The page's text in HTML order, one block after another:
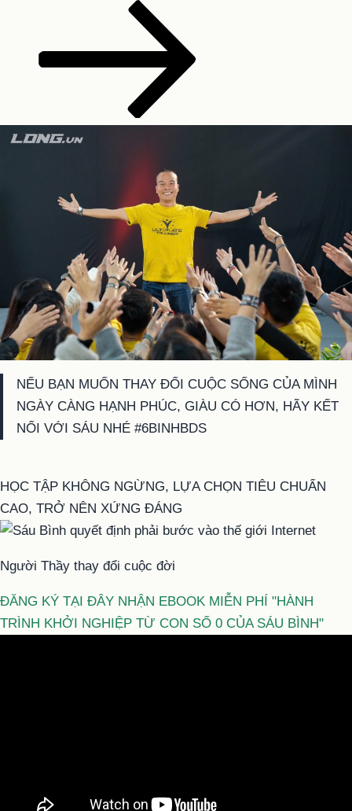
NẾU BẠN MUỐN THAY ĐỔI CUỘC SỐNG CỦA MÌNH
NGÀY CÀNG HẠNH PHÚC, GIÀU CÓ HƠN, HÃY KẾT
NỐI VỚI SÁU NHÉ #6BINHBDS
HỌC TẬP KHÔNG NGỪNG, LỰA CHỌN TIÊU CHUẨN
CAO, TRỞ NÊN XỨNG ĐÁNG
Người Thầy thay đổi cuộc đời
ĐĂNG KÝ TẠI ĐÂY NHẬN EBOOK MIỄN PHÍ "HÀNH
TRÌNH KHỞI NGHIỆP TỪ CON SỐ 0 CỦA SÁU BÌNH"